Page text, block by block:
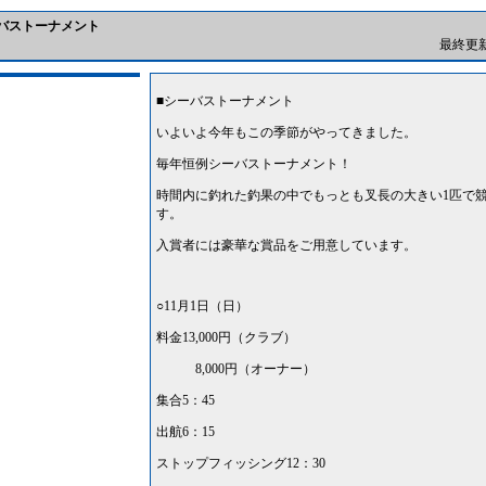
ストーナメント
最終更
■シーバストーナメント
いよいよ今年もこの季節がやってきました。
毎年恒例シーバストーナメント！
時間内に釣れた釣果の中でもっとも叉長の大きい1匹で
す。
入賞者には豪華な賞品をご用意しています。
○11月1日（日）
料金13,000円（クラブ）
8,000円（オーナー）
集合5：45
出航6：15
ストップフィッシング12：30